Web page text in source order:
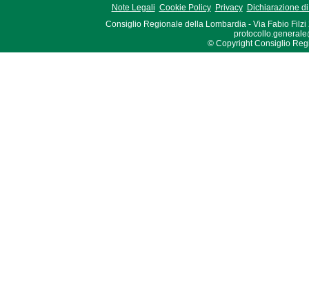
Note Legali Cookie Policy Privacy
Dichiarazione
Consiglio Regionale della Lombardia - Via Fabio Filzi
© Copyright Consiglio